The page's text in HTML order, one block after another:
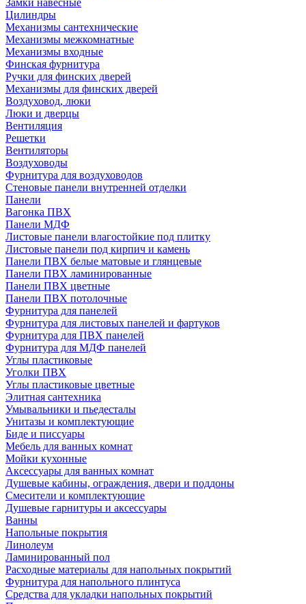
Замки навесные
Цилиндры
Механизмы сантехнические
Механизмы межкомнатные
Механизмы входные
Финская фурнитура
Ручки для финских дверей
Механизмы для финских дверей
Воздуховод, люки
Люки и дверцы
Вентиляция
Решетки
Вентиляторы
Воздуховоды
Фурнитура для воздуховодов
Стеновые панели внутренней отделки
Панели
Вагонка ПВХ
Панели МДФ
Листовые панели влагостойкие под плитку
Листовые панели под кирпич и камень
Панели ПВХ белые матовые и глянцевые
Панели ПВХ ламинированные
Панели ПВХ цветные
Панели ПВХ потолочные
Фурнитура для панелей
Фурнитура для листовых панелей и фартуков
Фурнитура для ПВХ панелей
Фурнитура для МДФ панелей
Углы пластиковые
Уголки ПВХ
Углы пластиковые цветные
Элитная сантехника
Умывальники и пьедесталы
Унитазы и комплектующие
Биде и писсуары
Мебель для ванных комнат
Мойки кухонные
Аксессуары для ванных комнат
Душевые кабины, ограждения, двери и поддоны
Смесители и комплектующие
Душевые гарнитуры и аксессуары
Ванны
Напольные покрытия
Линолеум
Ламинированный пол
Расходные материалы для напольных покрытий
Фурнитура для напольного плинтуса
Средства для укладки напольных покрытий